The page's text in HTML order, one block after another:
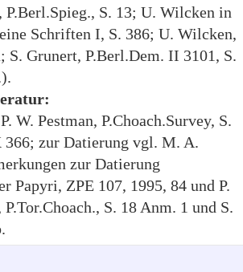
P.Berl.Spieg., S. 13; U. Wilcken in
Schriften I, S. 386; U. Wilcken,
S. Grunert, P.Berl.Dem. II 3101, S.
W. Pestman, P.Choach.Survey, S.
366; zur Datierung vgl. M. A.
zur Datierung
Papyri, ZPE 107, 1995, 84 und P.
P.Tor.Choach., S. 18 Anm. 1 und S.